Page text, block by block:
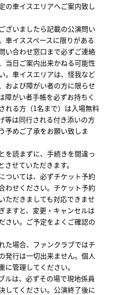
の車イスエリアへご案内致し
ざいましたら記載の公演問い
車イススペースに限りがある
い合わせ窓口まで必ずご連絡
当日ご案内出来かねる可能性
。車イスエリアは、怪我など
および障がい者の方に限らせ
障がい者手帳を必ずお持ちく
れる方（1名まで）は入場無料
等は同行される付き添いの方
予めご了承をお願い致しま
読まずに、手続きを間違っ
せていただきます。
ついては、必ずチケット予約
わせください。チケット予約
ただきましても対応できませ
ますと、変更・キャンセルは
さい。ご予定をよくご確認の
た場合、ファンクラブではチ
発行は一切出来ません。個人
管理してください。
は、必ずその場で現地係員
してください。公演終了後に